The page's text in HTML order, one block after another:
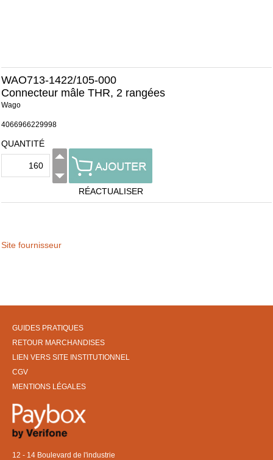
WAO713-1422/105-000
Connecteur mâle THR, 2 rangées
Wago
4066966229998
QUANTITÉ
RÉACTUALISER
Site fournisseur
GUIDES PRATIQUES
RETOUR MARCHANDISES
LIEN VERS SITE INSTITUTIONNEL
CGV
MENTIONS LÉGALES
12 - 14 Boulevard de l'industrie